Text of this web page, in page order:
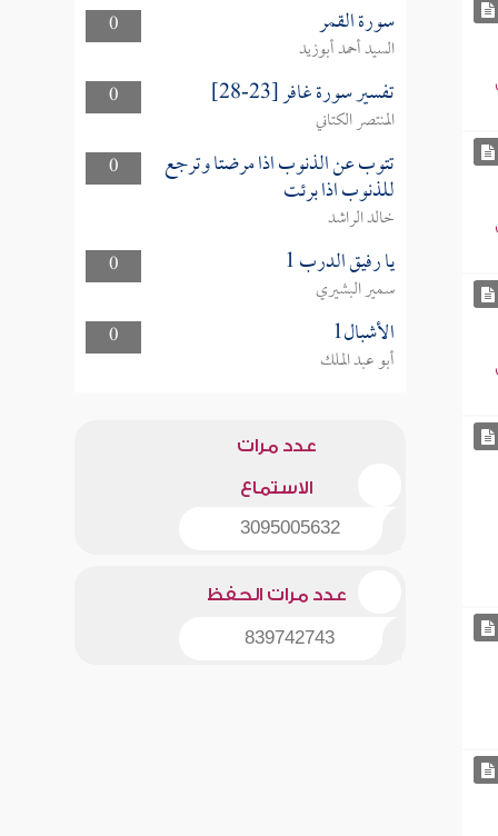
0
سورة القمر
السيد أحمد أبوزيد
0
تفسير سورة غافر [23-28]
المنتصر الكتاني
0
تتوب عن الذنوب اذا مرضتا وترجع
للذنوب اذا برئت
خالد الراشد
0
يا رفيق الدرب 1
سمير البشيري
0
الأشبال1
أبو عبد الملك
عدد مرات
الاستماع
3095005632
عدد مرات الحفظ
839742743